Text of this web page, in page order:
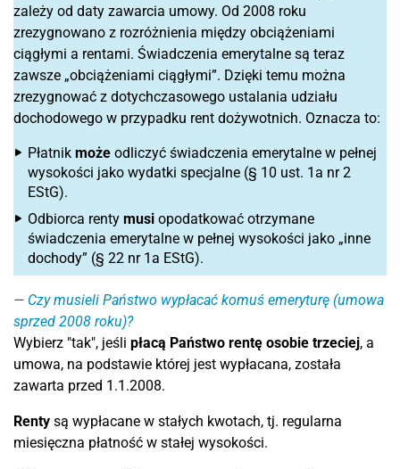
zależy od daty zawarcia umowy. Od 2008 roku
zrezygnowano z rozróżnienia między obciążeniami
ciągłymi a rentami. Świadczenia emerytalne są teraz
zawsze „obciążeniami ciągłymi”. Dzięki temu można
zrezygnować z dotychczasowego ustalania udziału
dochodowego w przypadku rent dożywotnich. Oznacza to:
Płatnik może odliczyć świadczenia emerytalne w pełnej
wysokości jako wydatki specjalne (§ 10 ust. 1a nr 2
EStG).
Odbiorca renty musi opodatkować otrzymane
świadczenia emerytalne w pełnej wysokości jako „inne
dochody” (§ 22 nr 1a EStG).
Czy musieli Państwo wypłacać komuś emeryturę (umowa
sprzed 2008 roku)?
Wybierz "tak", jeśli płacą Państwo rentę osobie trzeciej, a
umowa, na podstawie której jest wypłacana, została
zawarta przed 1.1.2008.
Renty są wypłacane w stałych kwotach, tj. regularna
miesięczna płatność w stałej wysokości.